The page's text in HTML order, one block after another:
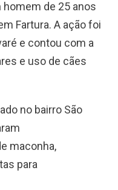
de 25 anos
Fartura. A ação foi
e contou com a
e uso de cães
no bairro São
maconha,
para